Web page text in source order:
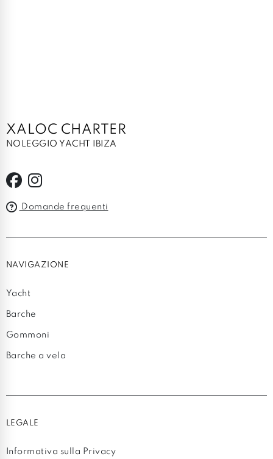
XALOC CHARTER
NOLEGGIO YACHT IBIZA
Domande frequenti
NAVIGAZIONE
Yacht
Barche
Gommoni
Barche a vela
LEGALE
Informativa sulla Privacy